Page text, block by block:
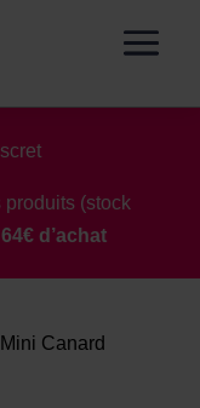
produits (stock
d’achat
Mini Canard